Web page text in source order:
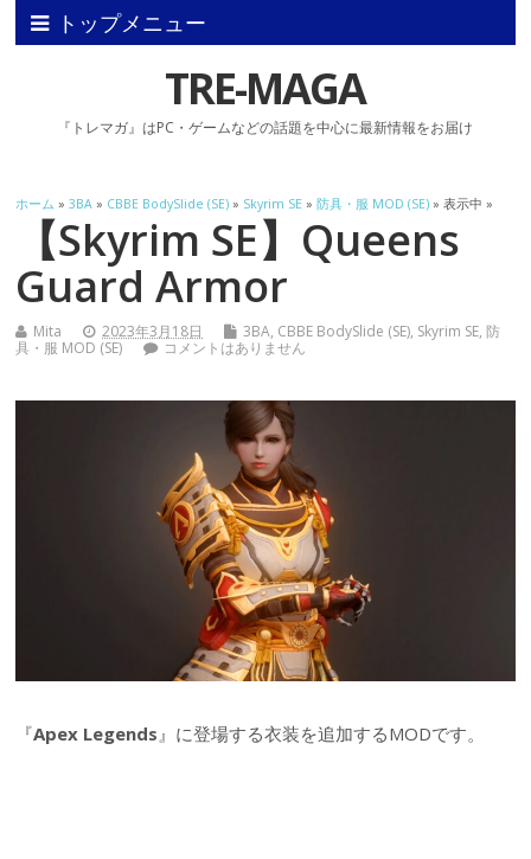
トップメニュー
TRE-MAGA
『トレマガ』はPC・ゲームなどの話題を中心に最新情報をお届け
ホーム »3BA » CBBE BodySlide (SE) » Skyrim SE »防具・服 MOD (SE) » 表示中 »
【Skyrim SE】Queens
Guard Armor
Mita 2023年3月18日 3BA, CBBE BodySlide (SE), Skyrim SE,防
具・服 MOD (SE)
コメントはありません
『Apex Legends 』に登場する衣装を追加するMODです。